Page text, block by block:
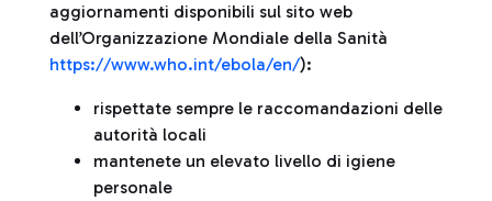
aggiornamenti disponibili sul sito web
dell’Organizzazione Mondiale della Sanità
https://www.who.int/ebola/en/):
rispettate sempre le raccomandazioni delle
autorità locali
mantenete un elevato livello di igiene
personale